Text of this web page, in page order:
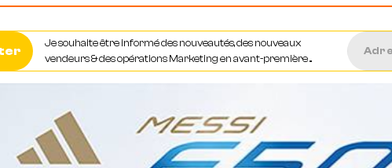
Je souhaite être informé des nouveautés, des nouveaux
vendeurs & des opérations Marketing en avant-première ...